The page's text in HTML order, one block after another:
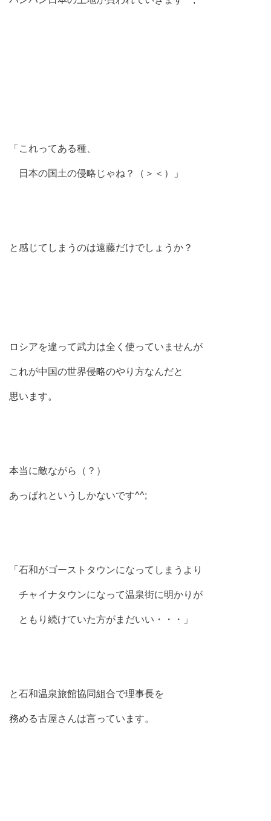
「これってある種、
日本の国土の侵略じゃね？（＞＜）」
と感じてしまうのは遠藤だけでしょうか？
ロシアを違って武力は全く使っていませんが
これが中国の世界侵略のやり方なんだと
思います。
本当に敵ながら（？）
あっぱれというしかないです^^;
「石和がゴーストタウンになってしまうより
チャイナタウンになって温泉街に明かりが
ともり続けていた方がまだいい・・・」
と石和温泉旅館協同組合で理事長を
務める古屋さんは言っています。